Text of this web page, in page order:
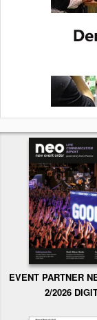
EVENT PARTNER
2/2026